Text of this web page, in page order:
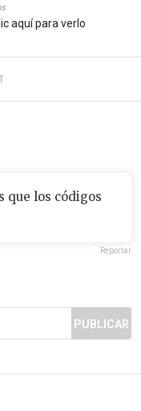
aquí para verlo
que los códigos
Reportar
PUBLICAR